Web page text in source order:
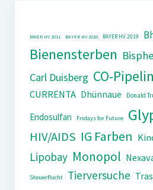
BAYER HV 2011 BAYER HV 2018 BAYER HV 2019
Bienensterben
Carl Duisberg CO-
CURRENTA Dhünnaue Donald
Endosulfan
Fridays for Future
HIV/AIDS IG Farben
Lipobay Monopol
Steuerflucht Tierversuche